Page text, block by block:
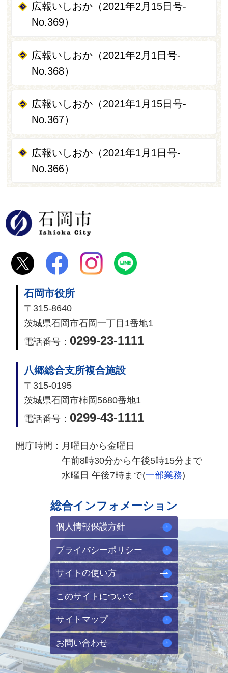
広報いしおか（2021年2月15日号-
No.369）
広報いしおか（2021年2月1日号-
No.368）
広報いしおか（2021年1月15日号-
No.367）
広報いしおか（2021年1月1日号-
No.366）
石岡市役所
〒315-8640
茨城県石岡市石岡一丁目1番地1
電話番号： 0299-23-1111
八郷総合支所複合施設
〒315-0195
茨城県石岡市柿岡5680番地1
電話番号： 0299-43-1111
開庁時間： 月曜日から金曜日
午前8時30分から午後5時15分まで
水曜日 午後7時まで(一部業務)
総合インフォメーション
個人情報保護方針
プライバシーポリシー
サイトの使い方
このサイトについて
サイトマップ
お問い合わせ